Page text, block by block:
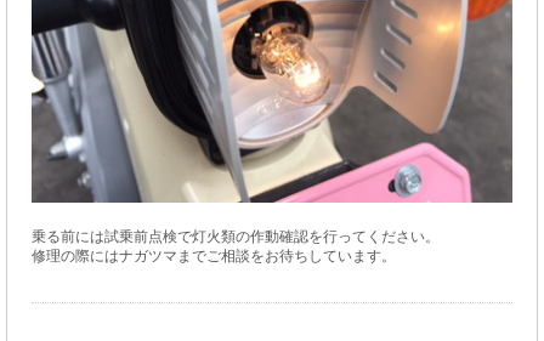
乗る前には試乗前点検で灯火類の作動確認を行ってください。
修理の際にはナガツマまでご相談をお待ちしています。